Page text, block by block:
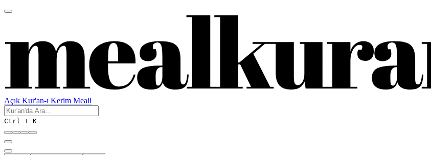
Açık Kur'an-ı Kerim Meali
Ctrl + K